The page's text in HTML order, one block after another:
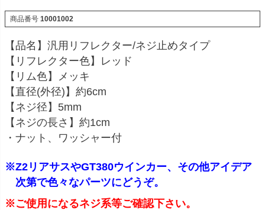
商品番号 10001002
【品名】汎用リフレクター/ネジ止めタイプ
【リフレクター色】レッド
【リム色】メッキ
【直径(外径)】約6cm
【ネジ径】5mm
【ネジの長さ】約1cm
・ナット、ワッシャー付
※Z2リアサスやGT380ウインカー、その他アイデア
次第で色々なパーツにどうぞ。
※ご使用になるネジ系等ご確認下さい。